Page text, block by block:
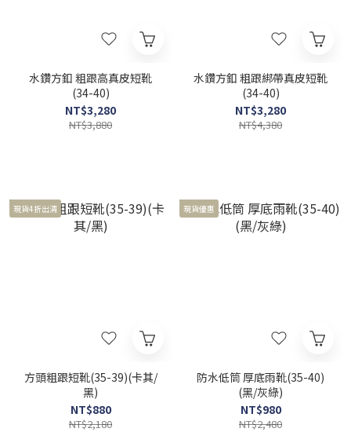
水鑽方釦 粗跟高真皮短靴
(34-40)
NT$3,280
NT$3,880
水鑽方釦 粗跟綁帶真皮短靴
(34-40)
NT$3,280
NT$4,380
現貨4折出清
方頭粗跟短靴(35-39)(卡其/
黑)
NT$880
NT$2,180
現貨優惠
防水低筒 厚底雨靴(35-40)
(黑/灰綠)
NT$980
NT$2,480